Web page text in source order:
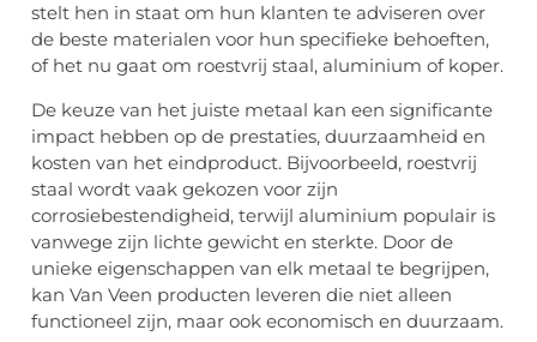
stelt hen in staat om hun klanten te adviseren over
de beste materialen voor hun specifieke behoeften,
of het nu gaat om roestvrij staal, aluminium of koper.
De keuze van het juiste metaal kan een significante
impact hebben op de prestaties, duurzaamheid en
kosten van het eindproduct. Bijvoorbeeld, roestvrij
staal wordt vaak gekozen voor zijn
corrosiebestendigheid, terwijl aluminium populair is
vanwege zijn lichte gewicht en sterkte. Door de
unieke eigenschappen van elk metaal te begrijpen,
kan Van Veen producten leveren die niet alleen
functioneel zijn, maar ook economisch en duurzaam.